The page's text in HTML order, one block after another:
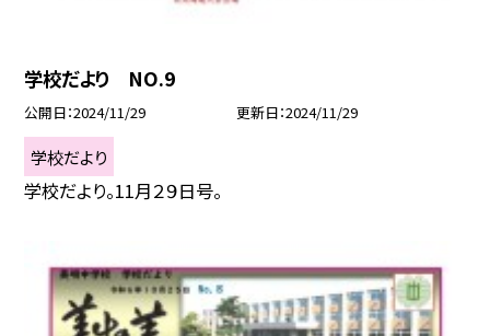
学校だより NO.9
公開日 2024/11/29 更新日 2024/11/29
学校だより
学校だより。11月２９日号。